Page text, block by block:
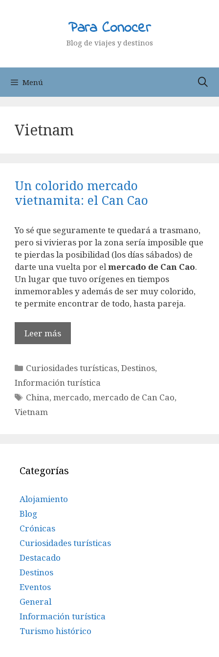
Para Conocer
Blog de viajes y destinos
Menú
Vietnam
Un colorido mercado
vietnamita: el Can Cao
Yo sé que seguramente te quedará a trasmano,
pero si vivieras por la zona sería imposible que
te pierdas la posibilidad (los días sábados) de
darte una vuelta por elmercado de Can Cao.
Un lugar que tuvo orígenes en tiempos
inmemorables y además de ser muy colorido,
te permite encontrar de todo, hasta pareja.
Leer más
Categorías
Curiosidades turísticas,Destinos,
Información turística
Etiquetas
China,mercado,mercado de Can Cao,
Vietnam
Categorías
Alojamiento
Blog
Crónicas
Curiosidades turísticas
Destacado
Destinos
Eventos
General
Información turística
Turismo histórico